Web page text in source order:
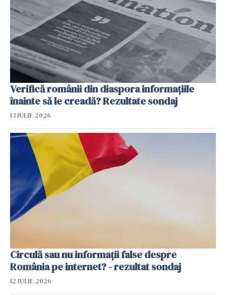
Verifică românii din diaspora informațiile
înainte să le creadă? Rezultate sondaj
13 IULIE 2026
Circulă sau nu informații false despre
România pe internet? - rezultat sondaj
12 IULIE 2026